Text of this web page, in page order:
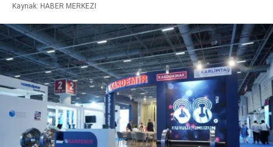
Facebook
Instagram
Kaynak: HABER MERKEZI